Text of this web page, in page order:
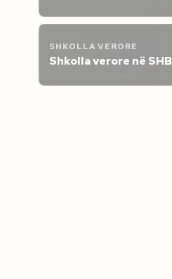
SHKOLLA VERORE
Shkolla verore në